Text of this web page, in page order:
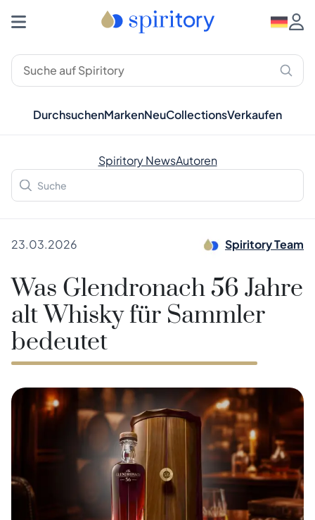
DurchsuchenMarkenNeuCollectionsVerkaufen
Spiritory NewsAutoren
23.03.2026 Spiritory Team
Was Glendronach 56 Jahre
alt Whisky für Sammler
bedeutet